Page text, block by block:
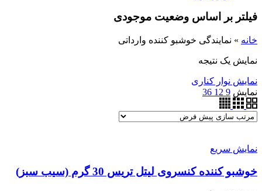
فیلتر بر اساس وضعیت موجودی
خانه » نمایندگی خوشبو کننده وارداتی
نمایش یک نتیجه
نمایش نوار کناری
نمایش 9
12
36
نمایش سریع
خوشبو کننده کنسروی لیتل تریس 30 گرم (سیب سبز)